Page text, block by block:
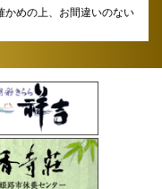
めの上、お間違いのない